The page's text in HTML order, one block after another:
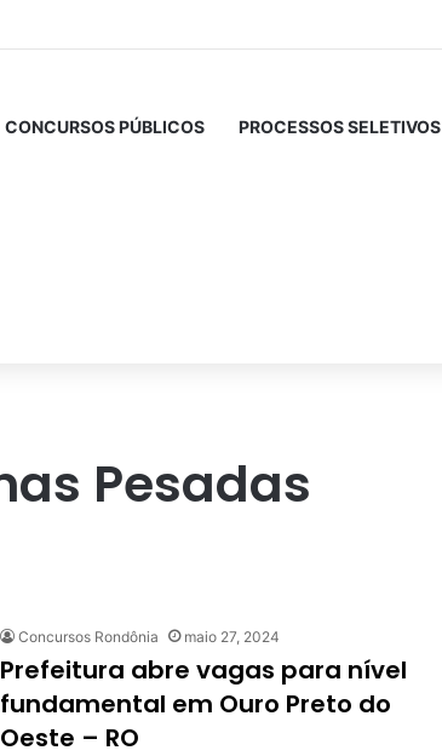
CONCURSOS PÚBLICOS PROCESSOS SELETIVOS
Pesadas
Concursos Rondônia maio 27, 2024
Prefeitura abre vagas para nível
fundamental em Ouro Preto do
Oeste – RO